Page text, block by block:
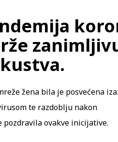
žena bila je posvećena
te razdoblju nakon
ovakve inicijative.